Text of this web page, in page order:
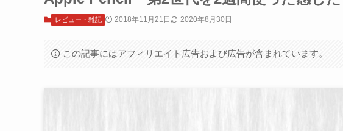
レビュー・雑記 2018年11月21日 2020年8月30日
この記事にはアフィリエイト広告および広告が含まれています。